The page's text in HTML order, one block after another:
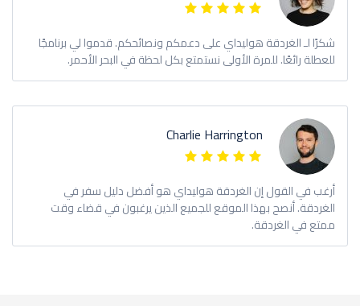
شكرًا لـ الغردقة هوليداي على دعمكم ونصائحكم. قدموا لي برنامجًا
للعطلة رائعًا. للمرة الأولى نستمتع بكل لحظة في البحر الأحمر.
Charlie Harrington
أرغب في القول إن الغردقة هوليداي هو أفضل دليل سفر في
الغردقة. أنصح بهذا الموقع للجميع الذين يرغبون في قضاء وقت
ممتع في الغردقة.